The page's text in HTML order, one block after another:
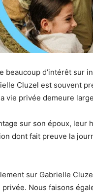
beaucoup d’intérêt sur
Cluzel est souvent
vie privée demeure
sur son époux, leur
dont fait preuve la
sur Gabrielle
Nous faisons